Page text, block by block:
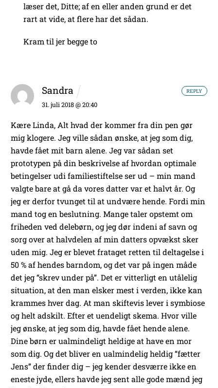
læser det, Ditte; af en eller anden grund er det
rart at vide, at flere har det sådan.
Kram til jer begge to
Sandra
31. juli 2018 @ 20:40
Kære Linda, Alt hvad der kommer fra din pen gør
mig klogere. Jeg ville sådan ønske, at jeg som dig,
havde fået mit barn alene. Jeg var sådan set
prototypen på din beskrivelse af hvordan optimale
betingelser udi familiestiftelse ser ud – min mand
valgte bare at gå da vores datter var et halvt år. Og
jeg er derfor tvunget til at undvære hende. Fordi min
mand tog en beslutning. Mange taler opstemt om
friheden ved delebørn, og jeg dør indeni af savn og
sorg over at halvdelen af min datters opvækst sker
uden mig. Jeg er blevet frataget retten til deltagelse i
50 % af hendes barndom, og det var på ingen måde
det jeg “skrev under på”. Det er vitterligt en utålelig
situation, at den man elsker mest i verden, ikke kan
krammes hver dag. At man skiftevis lever i symbiose
og helt adskilt. Efter et uendeligt skema. Hvor ville
jeg ønske, at jeg som dig, havde fået hende alene.
Dine børn er ualmindeligt heldige at have en mor
som dig. Og det bliver en ualmindelig heldig “fætter
Jens” der finder dig – jeg kender desværre ikke en
eneste jyde, ellers havde jeg sent alle gode mænd jeg
REPLY